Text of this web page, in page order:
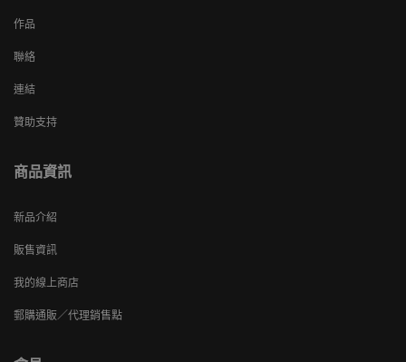
作品
聯絡
連結
贊助支持
商品資訊
新品介紹
販售資訊
我的線上商店
郵購通販／代理銷售點